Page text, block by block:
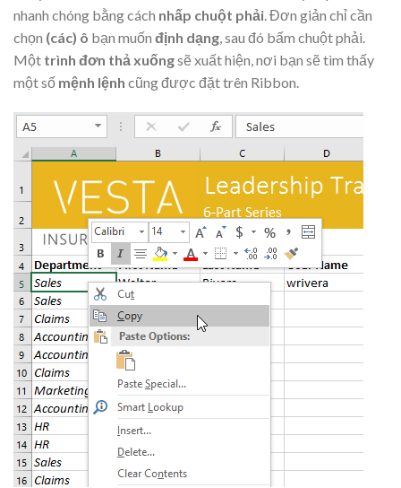
nhanh chóng bằng cách nhấp chuột phải . Đơn giản chỉ cần
chọn (các) ô bạn muốn định dạng , sau đó bấm chuột phải.
Một trình đơn thả xuốngsẽ xuất hiện, nơi bạn sẽ tìm thấy
một số mệnh lệnh cũng được đặt trên Ribbon.